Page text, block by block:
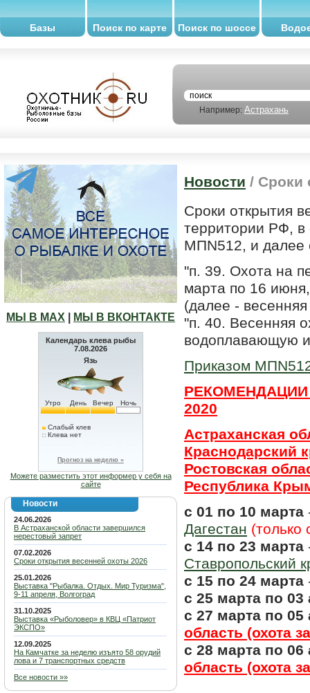
Базы Поиск по карте Поиск по шоссе
Например: Астрахань
МЫ В МАХ МЫ В ВКОНТАКТЕ
Календарь клева рыбы
7.08.2026
Язь
Утро День Вечер Ночь
Слабый клев
Клева нет
Прогноз на неделю »
Можете разместить этот информер у себя на
сайте
Новости
24.06.2026
В Астраханской области завершился
нерестовый запрет
07.02.2026
Сроки открытия весенней охоты 2026
25.01.2026
Выставка "Рыбалка. Отдых. Мир Туризма",
9-11 апреля, Волгоград
31.10.2025
Выставка «Рыболовер» в КВЦ «Патриот
ЭКСПО»
12.09.2025
На Камчатке за неделю изъято 58 орудий
лова и 7 транспортных средств
Все новости »»
Новости / Сроки
Сроки открытия
территории РФ, в
МПN512, и далее
"п. 39. Охота на
марта по 16
(далее -
"п. 40. Весенняя
водоплавающую
Приказом
2020
Астраханская
Краснодарский
Ростовская
Республика
с 01 по 10 марта
Дагестан (только
с 14 по 23 марта
Ставропольский
с 15 по 24 марта
с 25 марта по 03
с 27 марта по 05
область (охота
с 28 марта по 06
область (охота